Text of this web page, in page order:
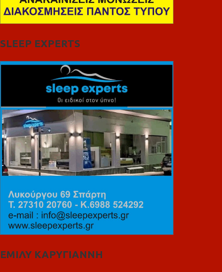
SLEEP EXPERTS
ΕΜΙΛΥ ΚΑΡΥΓΙΑΝΝΗ